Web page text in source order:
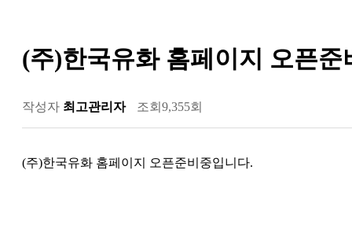
(주)한국유화 홈페이지 오픈준
작성자 최고관리자 조회 9,355회
(주)한국유화 홈페이지 오픈준비중입니다.